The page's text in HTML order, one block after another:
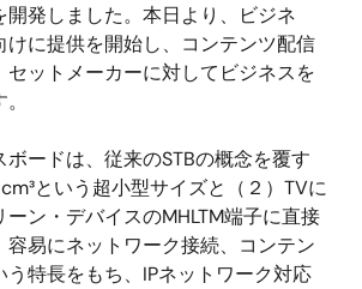
開発しました。本日より、ビジネ
けに提供を開始し、コンテンツ配信
セットメーカーに対してビジネスを
ードは、従来のSTBの概念を覆す
cm³という超小型サイズと（２）TVに
ン・デバイスのMHLTM端子に直接
容易にネットワーク接続、コンテン
う特長をもち、IPネットワーク対応